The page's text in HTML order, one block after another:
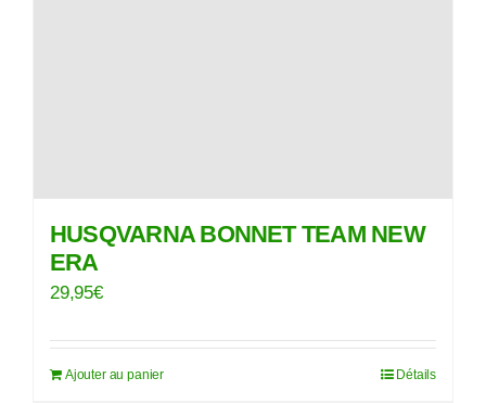
HUSQVARNA BONNET TEAM NEW
ERA
29,95€
Ajouter au panier Détails